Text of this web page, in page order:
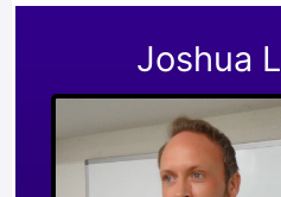
Joshua